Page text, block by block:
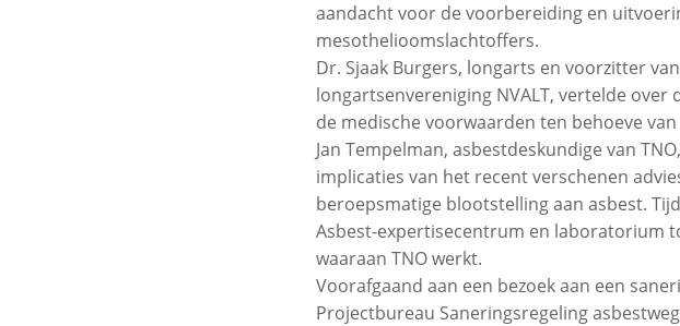
aandacht voor de voorbereiding en
mesothelioomslachtoffers.
Dr. Sjaak Burgers, longarts en voorzitter
longartsenvereniging NVALT, vertelde
de medische voorwaarden ten behoeve
Jan Tempelman, asbestdeskundige van
implicaties van het recent verschenen
beroepsmatige blootstelling aan asbest.
Asbest-expertisecentrum en laboratorium
waaraan TNO werkt.
Voorafgaand aan een bezoek aan een
Projectbureau Saneringsregeling